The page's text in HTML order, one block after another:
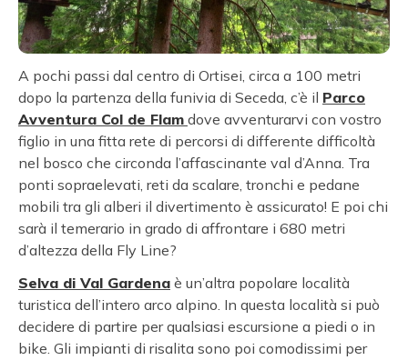
A pochi passi dal centro di Ortisei, circa a 100 metri
dopo la partenza della funivia di Seceda, c’è il Parco
Avventura Col de Flam dove avventurarvi con vostro
figlio in una fitta rete di percorsi di differente difficoltà
nel bosco che circonda l’affascinante val d’Anna. Tra
ponti sopraelevati, reti da scalare, tronchi e pedane
mobili tra gli alberi il divertimento è assicurato! E poi chi
sarà il temerario in grado di affrontare i 680 metri
d’altezza della Fly Line?
Selva di Val Gardena è un’altra popolare località
turistica dell’intero arco alpino. In questa località si può
decidere di partire per qualsiasi escursione a piedi o in
bike. Gli impianti di risalita sono poi comodissimi per